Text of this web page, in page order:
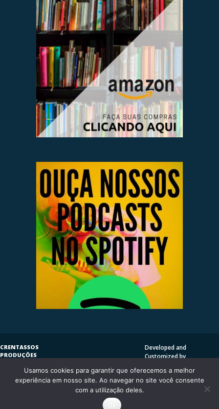
CRENTASSOS
PRODUÇÕES
COPYLEFT©2009
CRENTASSOS
CURITIBA/PR - BRASIL
Developed and
Customized by
DESIGN
UsingVantage Theme
Usamos cookies para garantir que oferecemos a melhor
experiência em nosso site. Ao navegar no site você consente
com a utilização deles.